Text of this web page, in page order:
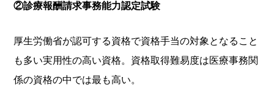
②診療報酬請求事務能力認定試験
厚生労働省が認可する資格で資格手当の対象となること
も多い実用性の高い資格。資格取得難易度は医療事務関
係の資格の中では最も高い。